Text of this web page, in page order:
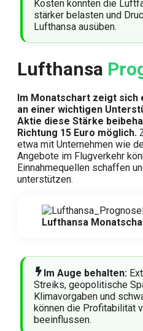
Kosten könnten die
stärker belasten und
Lufthansa ausüben.
Lufthansa
Im Monatschart zeigt sich
an einer wichtigen
Aktie diese Stärke
Richtung 15 Euro möglich.
etwa mit Unternehmen wie
Angebote im Flugverkehr
Einnahmequellen schaffen
unterstützen.
Lufthansa
Im Auge behalten:
Streiks, geopolitische
Klimavorgaben und
können die Profitabilität
beeinflussen.